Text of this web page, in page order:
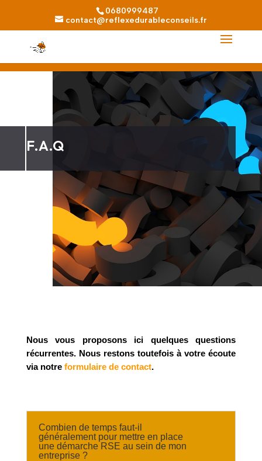
0680999487
contact@reflexedurableconseils.fr
F.A.Q
Nous vous proposons ici quelques questions
récurrentes. Nous restons toutefois à votre écoute
via notre formulaire de contact.
Combien de temps faut-il
généralement pour mettre en place
une démarche RSE au sein de mon
entreprise ?